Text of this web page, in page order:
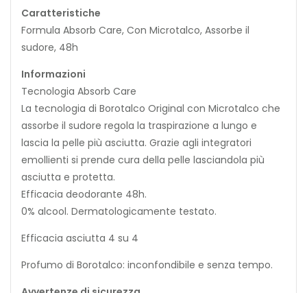
Caratteristiche
Formula Absorb Care, Con Microtalco, Assorbe il
sudore, 48h
Informazioni
Tecnologia Absorb Care
La tecnologia di Borotalco Original con Microtalco che
assorbe il sudore regola la traspirazione a lungo e
lascia la pelle più asciutta. Grazie agli integratori
emollienti si prende cura della pelle lasciandola più
asciutta e protetta.
Efficacia deodorante 48h.
0% alcool. Dermatologicamente testato.
Efficacia asciutta 4 su 4
Profumo di Borotalco: inconfondibile e senza tempo.